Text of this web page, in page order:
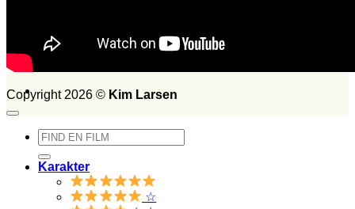
Copyright 2026 © Kim Larsen
Søg
efter:
Karakter
☆